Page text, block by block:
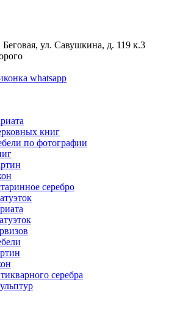
Беговая, ул. Савушкина, д. 119 к.3
книг
по фотографии
серебро
серебра